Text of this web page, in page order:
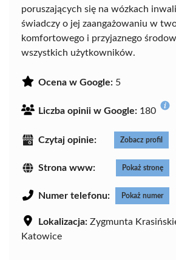
poruszających się na wózkach
świadczy o jej zaangażowaniu w
komfortowego i przyjaznego
wszystkich użytkowników.
Ocena w Google: 5
Liczba opinii w Google: 180
Czytaj opinie: Zobacz profil
Strona www: Pokaż stronę
Numer telefonu: Pokaż numer
Lokalizacja: Zygmunta
Katowice